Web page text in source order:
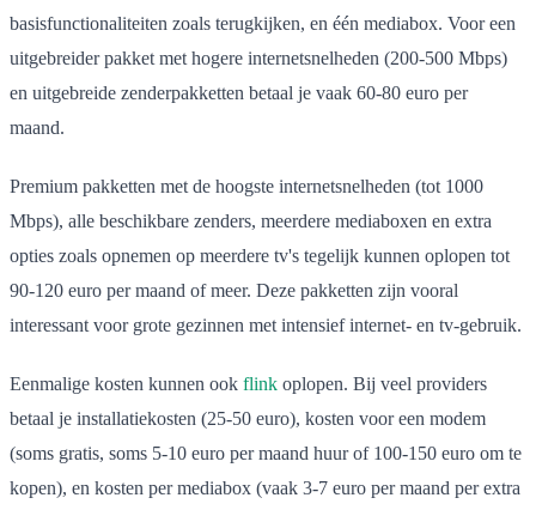
basisfunctionaliteiten zoals terugkijken, en één mediabox. Voor een
uitgebreider pakket met hogere internetsnelheden (200-500 Mbps)
en uitgebreide zenderpakketten betaal je vaak 60-80 euro per
maand.
Premium pakketten met de hoogste internetsnelheden (tot 1000
Mbps), alle beschikbare zenders, meerdere mediaboxen en extra
opties zoals opnemen op meerdere tv's tegelijk kunnen oplopen tot
90-120 euro per maand of meer. Deze pakketten zijn vooral
interessant voor grote gezinnen met intensief internet- en tv-gebruik.
Eenmalige kosten kunnen ook flink oplopen. Bij veel providers
betaal je installatiekosten (25-50 euro), kosten voor een modem
(soms gratis, soms 5-10 euro per maand huur of 100-150 euro om te
kopen), en kosten per mediabox (vaak 3-7 euro per maand per extra